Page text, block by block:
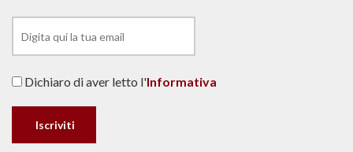
Dichiaro di aver letto l'Informativa